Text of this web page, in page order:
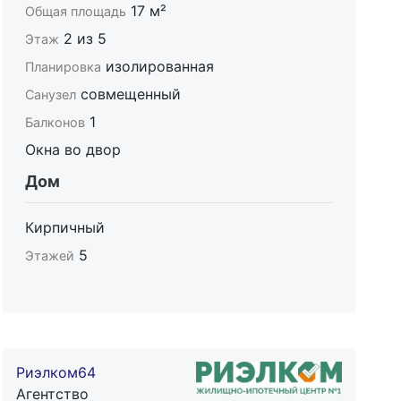
Общая площадь 17 м²
Этаж 2 из 5
Планировка изолированная
Санузел совмещенный
Балконов 1
Окна во двор
Дом
Кирпичный
Этажей 5
Риэлком64
Агентство